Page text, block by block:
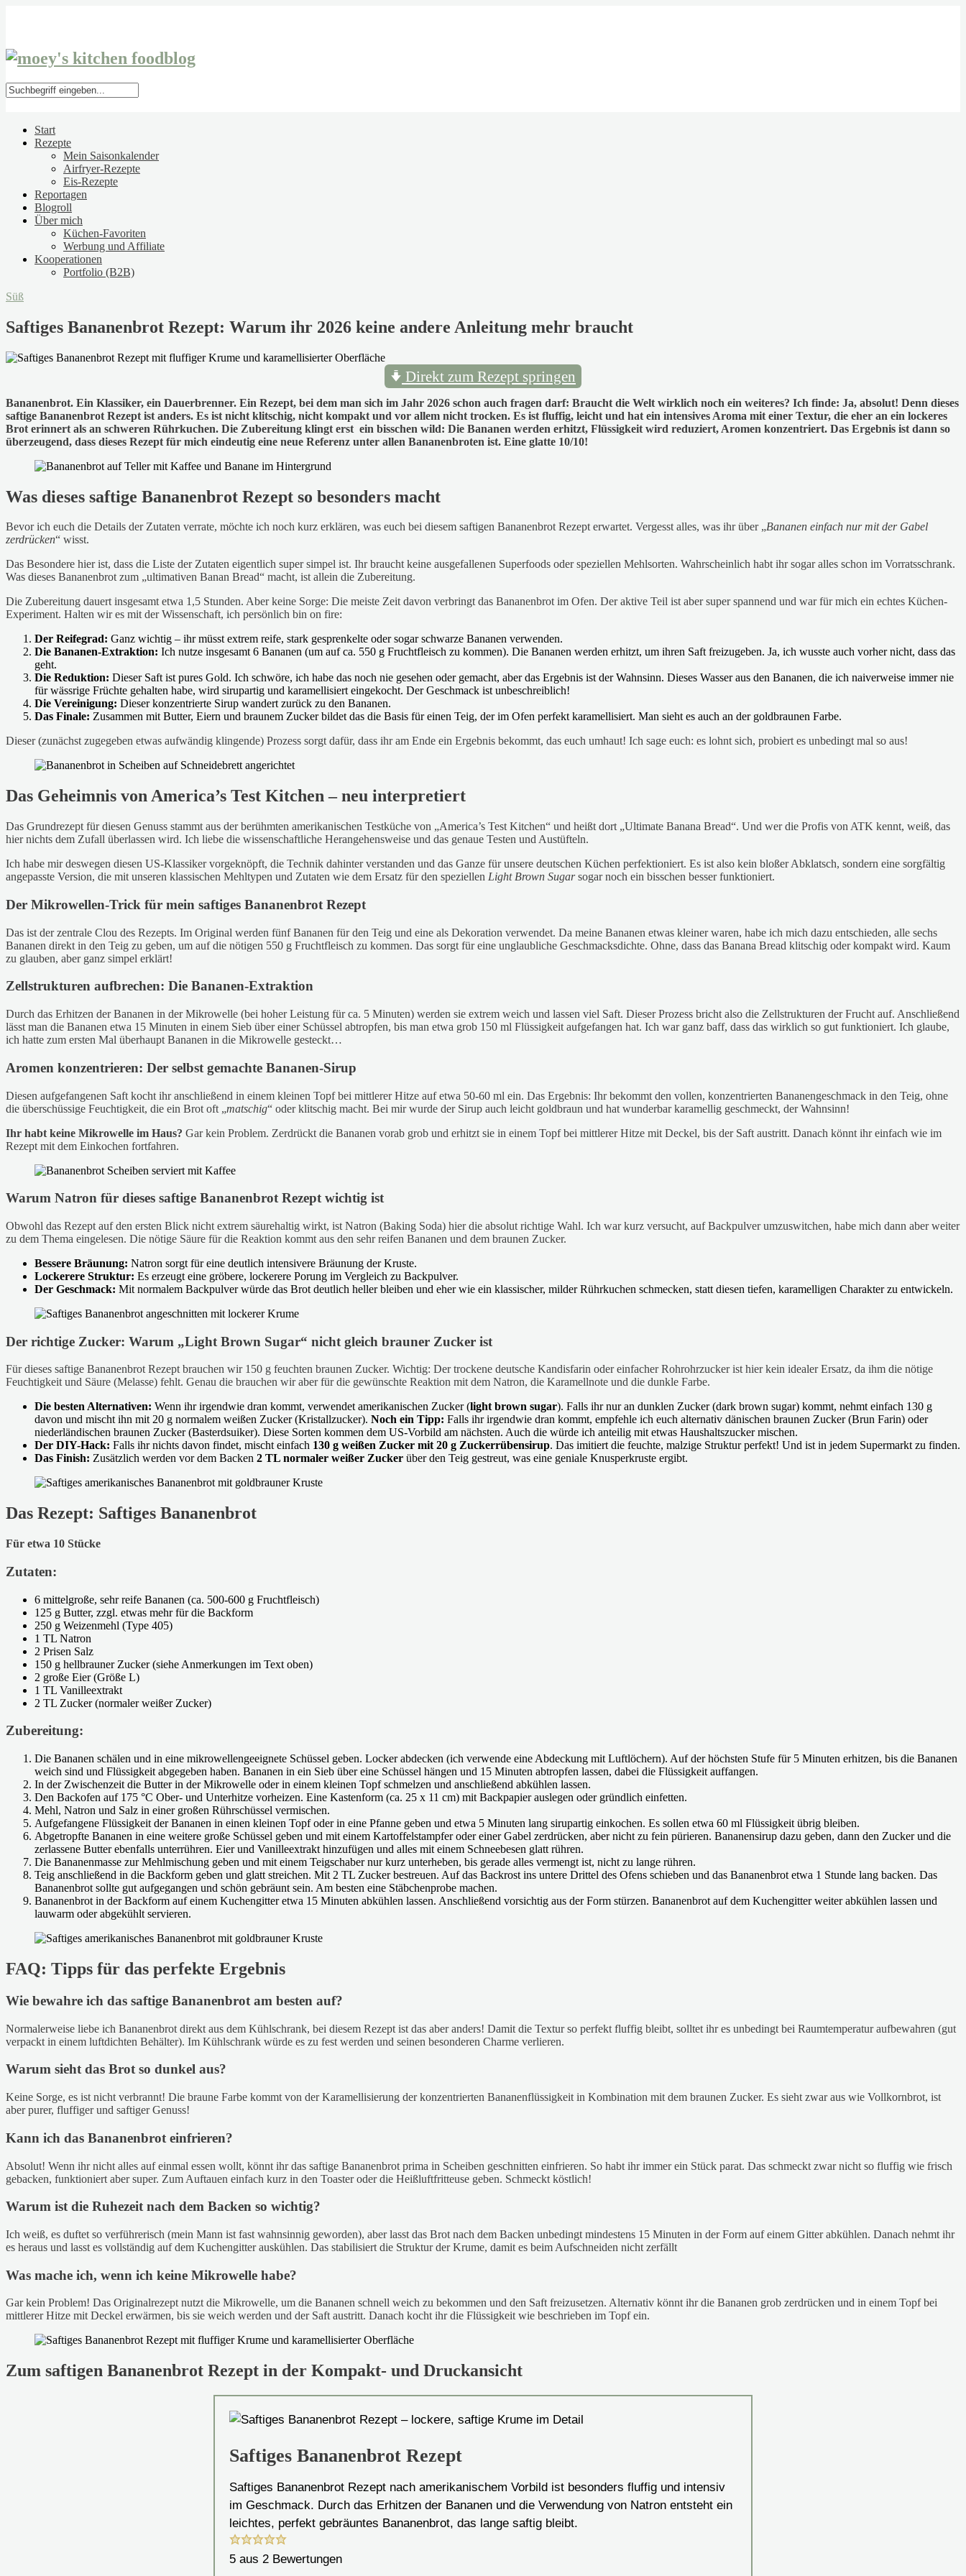
Start
Rezepte
Mein Saisonkalender
Airfryer-Rezepte
Eis-Rezepte
Reportagen
Blogroll
Über mich
Küchen-Favoriten
Werbung und Affiliate
Kooperationen
Portfolio (B2B)
Süß
Saftiges Bananenbrot Rezept: Warum ihr 2026 keine andere Anleitung mehr braucht
Direkt zum Rezept springen
Bananenbrot. Ein Klassiker, ein Dauerbrenner. Ein Rezept, bei dem man sich im Jahr 2026 schon auch fragen darf: Braucht die Welt wirklich noch ein weiteres? Ich finde: Ja, absolut! Denn dieses
saftige Bananenbrot Rezept ist anders. Es ist nicht klitschig, nicht kompakt und vor allem nicht trocken. Es ist fluffig, leicht und hat ein intensives Aroma mit einer Textur, die eher an ein lockeres
Brot erinnert als an schweren Rührkuchen. Die Zubereitung klingt erst ein bisschen wild: Die Bananen werden erhitzt, Flüssigkeit wird reduziert, Aromen konzentriert. Das Ergebnis ist dann so
überzeugend, dass dieses Rezept für mich eindeutig eine neue Referenz unter allen Bananenbroten ist. Eine glatte 10/10!
Was dieses saftige Bananenbrot Rezept so besonders macht
Bevor ich euch die Details der Zutaten verrate, möchte ich noch kurz erklären, was euch bei diesem saftigen Bananenbrot Rezept erwartet. Vergesst alles, was ihr über „Bananen einfach nur mit der Gabel
zerdrücken“ wisst.
Das Besondere hier ist, dass die Liste der Zutaten eigentlich super simpel ist. Ihr braucht keine ausgefallenen Superfoods oder speziellen Mehlsorten. Wahrscheinlich habt ihr sogar alles schon im Vorratsschrank.
Was dieses Bananenbrot zum „ultimativen Banan Bread“ macht, ist allein die Zubereitung.
Die Zubereitung dauert insgesamt etwa 1,5 Stunden. Aber keine Sorge: Die meiste Zeit davon verbringt das Bananenbrot im Ofen. Der aktive Teil ist aber super spannend und war für mich ein echtes Küchen-
Experiment. Halten wir es mit der Wissenschaft, ich persönlich bin on fire:
Der Reifegrad: Ganz wichtig – ihr müsst extrem reife, stark gesprenkelte oder sogar schwarze Bananen verwenden.
Die Bananen-Extraktion: Ich nutze insgesamt 6 Bananen (um auf ca. 550 g Fruchtfleisch zu kommen). Die Bananen werden erhitzt, um ihren Saft freizugeben. Ja, ich wusste auch vorher nicht, dass das
geht.
Die Reduktion: Dieser Saft ist pures Gold. Ich schwöre, ich habe das noch nie gesehen oder gemacht, aber das Ergebnis ist der Wahnsinn. Dieses Wasser aus den Bananen, die ich naiverweise immer nie
für wässrige Früchte gehalten habe, wird sirupartig und karamellisiert eingekocht. Der Geschmack ist unbeschreiblich!
Die Vereinigung: Dieser konzentrierte Sirup wandert zurück zu den Bananen.
Das Finale: Zusammen mit Butter, Eiern und braunem Zucker bildet das die Basis für einen Teig, der im Ofen perfekt karamellisiert. Man sieht es auch an der goldbraunen Farbe.
Dieser (zunächst zugegeben etwas aufwändig klingende) Prozess sorgt dafür, dass ihr am Ende ein Ergebnis bekommt, das euch umhaut! Ich sage euch: es lohnt sich, probiert es unbedingt mal so aus!
Das Geheimnis von America’s Test Kitchen – neu interpretiert
Das Grundrezept für diesen Genuss stammt aus der berühmten amerikanischen Testküche von „America’s Test Kitchen“ und heißt dort „Ultimate Banana Bread“. Und wer die Profis von ATK kennt, weiß, das
hier nichts dem Zufall überlassen wird. Ich liebe die wissenschaftliche Herangehensweise und das genaue Testen und Austüfteln.
Ich habe mir deswegen diesen US-Klassiker vorgeknöpft, die Technik dahinter verstanden und das Ganze für unsere deutschen Küchen perfektioniert. Es ist also kein bloßer Abklatsch, sondern eine sorgfältig
angepasste Version, die mit unseren klassischen Mehltypen und Zutaten wie dem Ersatz für den speziellen Light Brown Sugarsogar noch ein bisschen besser funktioniert.
Der Mikrowellen-Trick für mein saftiges Bananenbrot Rezept
Das ist der zentrale Clou des Rezepts. Im Original werden fünf Bananen für den Teig und eine als Dekoration verwendet. Da meine Bananen etwas kleiner waren, habe ich mich dazu entschieden, alle sechs
Bananen direkt in den Teig zu geben, um auf die nötigen 550 g Fruchtfleisch zu kommen. Das sorgt für eine unglaubliche Geschmacksdichte. Ohne, dass das Banana Bread klitschig oder kompakt wird. Kaum
zu glauben, aber ganz simpel erklärt!
Zellstrukturen aufbrechen: Die Bananen-Extraktion
Durch das Erhitzen der Bananen in der Mikrowelle (bei hoher Leistung für ca. 5 Minuten) werden sie extrem weich und lassen viel Saft. Dieser Prozess bricht also die Zellstrukturen der Frucht auf. Anschließend
lässt man die Bananen etwa 15 Minuten in einem Sieb über einer Schüssel abtropfen, bis man etwa grob 150 ml Flüssigkeit aufgefangen hat. Ich war ganz baff, dass das wirklich so gut funktioniert. Ich glaube,
ich hatte zum ersten Mal überhaupt Bananen in die Mikrowelle gesteckt…
Aromen konzentrieren: Der selbst gemachte Bananen-Sirup
Diesen aufgefangenen Saft kocht ihr anschließend in einem kleinen Topf bei mittlerer Hitze auf etwa 50-60 ml ein. Das Ergebnis: Ihr bekommt den vollen, konzentrierten Bananengeschmack in den Teig, ohne
die überschüssige Feuchtigkeit, die ein Brot oft „matschig“ oder klitschig macht. Bei mir wurde der Sirup auch leicht goldbraun und hat wunderbar karamellig geschmeckt, der Wahnsinn!
Ihr habt keine Mikrowelle im Haus? Gar kein Problem. Zerdrückt die Bananen vorab grob und erhitzt sie in einem Topf bei mittlerer Hitze mit Deckel, bis der Saft austritt. Danach könnt ihr einfach wie im
Rezept mit dem Einkochen fortfahren.
Warum Natron für dieses saftige Bananenbrot Rezept wichtig ist
Obwohl das Rezept auf den ersten Blick nicht extrem säurehaltig wirkt, ist Natron (Baking Soda) hier die absolut richtige Wahl. Ich war kurz versucht, auf Backpulver umzuswitchen, habe mich dann aber weiter
zu dem Thema eingelesen. Die nötige Säure für die Reaktion kommt aus den sehr reifen Bananen und dem braunen Zucker.
Bessere Bräunung: Natron sorgt für eine deutlich intensivere Bräunung der Kruste.
Lockerere Struktur: Es erzeugt eine gröbere, lockerere Porung im Vergleich zu Backpulver.
Der Geschmack: Mit normalem Backpulver würde das Brot deutlich heller bleiben und eher wie ein klassischer, milder Rührkuchen schmecken, statt diesen tiefen, karamelligen Charakter zu entwickeln.
Der richtige Zucker: Warum „Light Brown Sugar“ nicht gleich brauner Zucker ist
Für dieses saftige Bananenbrot Rezept brauchen wir 150 g feuchten braunen Zucker. Wichtig: Der trockene deutsche Kandisfarin oder einfacher Rohrohrzucker ist hier kein idealer Ersatz, da ihm die nötige
Feuchtigkeit und Säure (Melasse) fehlt. Genau die brauchen wir aber für die gewünschte Reaktion mit dem Natron, die Karamellnote und die dunkle Farbe.
Die besten Alternativen: Wenn ihr irgendwie dran kommt, verwendet amerikanischen Zucker (light brown sugar). Falls ihr nur an dunklen Zucker (dark brown sugar) kommt, nehmt einfach 130 g
davon und mischt ihn mit 20 g normalem weißen Zucker (Kristallzucker). Noch ein Tipp: Falls ihr irgendwie dran kommt, empfehle ich euch alternativ dänischen braunen Zucker (Brun Farin) oder
niederländischen braunen Zucker (Basterdsuiker). Diese Sorten kommen dem US-Vorbild am nächsten. Auch die würde ich anteilig mit etwas Haushaltszucker mischen.
Der DIY-Hack: Falls ihr nichts davon findet, mischt einfach 130 g weißen Zucker mit 20 g Zuckerrübensirup. Das imitiert die feuchte, malzige Struktur perfekt! Und ist in jedem Supermarkt zu finden.
Das Finish: Zusätzlich werden vor dem Backen 2 TL normaler weißer Zucker über den Teig gestreut, was eine geniale Knusperkruste ergibt.
Das Rezept: Saftiges Bananenbrot
Für etwa 10 Stücke
Zutaten:
6 mittelgroße, sehr reife Bananen (ca. 500-600 g Fruchtfleisch)
125 g Butter, zzgl. etwas mehr für die Backform
250 g Weizenmehl (Type 405)
1 TL Natron
2 Prisen Salz
150 g hellbrauner Zucker (siehe Anmerkungen im Text oben)
2 große Eier (Größe L)
1 TL Vanilleextrakt
2 TL Zucker (normaler weißer Zucker)
Zubereitung:
Die Bananen schälen und in eine mikrowellengeeignete Schüssel geben. Locker abdecken (ich verwende eine Abdeckung mit Luftlöchern). Auf der höchsten Stufe für 5 Minuten erhitzen, bis die Bananen
weich sind und Flüssigkeit abgegeben haben. Bananen in ein Sieb über eine Schüssel hängen und 15 Minuten abtropfen lassen, dabei die Flüssigkeit auffangen.
In der Zwischenzeit die Butter in der Mikrowelle oder in einem kleinen Topf schmelzen und anschließend abkühlen lassen.
Den Backofen auf 175 °C Ober- und Unterhitze vorheizen. Eine Kastenform (ca. 25 x 11 cm) mit Backpapier auslegen oder gründlich einfetten.
Mehl, Natron und Salz in einer großen Rührschüssel vermischen.
Aufgefangene Flüssigkeit der Bananen in einen kleinen Topf oder in eine Pfanne geben und etwa 5 Minuten lang sirupartig einkochen. Es sollen etwa 60 ml Flüssigkeit übrig bleiben.
Abgetropfte Bananen in eine weitere große Schüssel geben und mit einem Kartoffelstampfer oder einer Gabel zerdrücken, aber nicht zu fein pürieren. Bananensirup dazu geben, dann den Zucker und die
zerlassene Butter ebenfalls unterrühren. Eier und Vanilleextrakt hinzufügen und alles mit einem Schneebesen glatt rühren.
Die Bananenmasse zur Mehlmischung geben und mit einem Teigschaber nur kurz unterheben, bis gerade alles vermengt ist, nicht zu lange rühren.
Teig anschließend in die Backform geben und glatt streichen. Mit 2 TL Zucker bestreuen. Auf das Backrost ins untere Drittel des Ofens schieben und das Bananenbrot etwa 1 Stunde lang backen. Das
Bananenbrot sollte gut aufgegangen und schön gebräunt sein. Am besten eine Stäbchenprobe machen.
Bananenbrot in der Backform auf einem Kuchengitter etwa 15 Minuten abkühlen lassen. Anschließend vorsichtig aus der Form stürzen. Bananenbrot auf dem Kuchengitter weiter abkühlen lassen und
lauwarm oder abgekühlt servieren.
FAQ: Tipps für das perfekte Ergebnis
Wie bewahre ich das saftige Bananenbrot am besten auf?
Normalerweise liebe ich Bananenbrot direkt aus dem Kühlschrank, bei diesem Rezept ist das aber anders! Damit die Textur so perfekt fluffig bleibt, solltet ihr es unbedingt bei Raumtemperatur aufbewahren (gut
verpackt in einem luftdichten Behälter). Im Kühlschrank würde es zu fest werden und seinen besonderen Charme verlieren.
Warum sieht das Brot so dunkel aus?
Keine Sorge, es ist nicht verbrannt! Die braune Farbe kommt von der Karamellisierung der konzentrierten Bananenflüssigkeit in Kombination mit dem braunen Zucker. Es sieht zwar aus wie Vollkornbrot, ist
aber purer, fluffiger und saftiger Genuss!
Kann ich das Bananenbrot einfrieren?
Absolut! Wenn ihr nicht alles auf einmal essen wollt, könnt ihr das saftige Bananenbrot prima in Scheiben geschnitten einfrieren. So habt ihr immer ein Stück parat. Das schmeckt zwar nicht so fluffig wie frisch
gebacken, funktioniert aber super. Zum Auftauen einfach kurz in den Toaster oder die Heißluftfritteuse geben. Schmeckt köstlich!
Warum ist die Ruhezeit nach dem Backen so wichtig?
Ich weiß, es duftet so verführerisch (mein Mann ist fast wahnsinnig geworden), aber lasst das Brot nach dem Backen unbedingt mindestens 15 Minuten in der Form auf einem Gitter abkühlen. Danach nehmt ihr
es heraus und lasst es vollständig auf dem Kuchengitter auskühlen. Das stabilisiert die Struktur der Krume, damit es beim Aufschneiden nicht zerfällt
Was mache ich, wenn ich keine Mikrowelle habe?
Gar kein Problem! Das Originalrezept nutzt die Mikrowelle, um die Bananen schnell weich zu bekommen und den Saft freizusetzen. Alternativ könnt ihr die Bananen grob zerdrücken und in einem Topf bei
mittlerer Hitze mit Deckel erwärmen, bis sie weich werden und der Saft austritt. Danach kocht ihr die Flüssigkeit wie beschrieben im Topf ein.
Zum saftigen Bananenbrot Rezept in der Kompakt- und Druckansicht
Saftiges Bananenbrot Rezept
Saftiges Bananenbrot Rezept nach amerikanischem Vorbild ist besonders fluffig und intensiv
im Geschmack. Durch das Erhitzen der Bananen und die Verwendung von Natron entsteht ein
leichtes, perfekt gebräuntes Bananenbrot, das lange saftig bleibt.
5 aus 2 Bewertungen